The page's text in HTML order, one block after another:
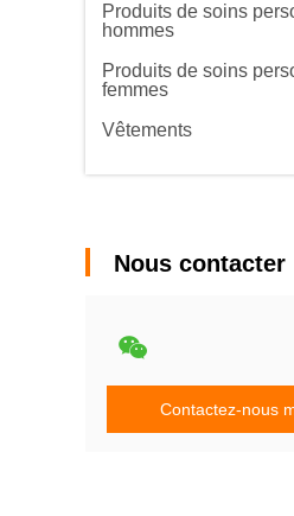
Produits de soins
hommes
Produits de soins
femmes
Vêtements
Nous contacter
Contactez-nous